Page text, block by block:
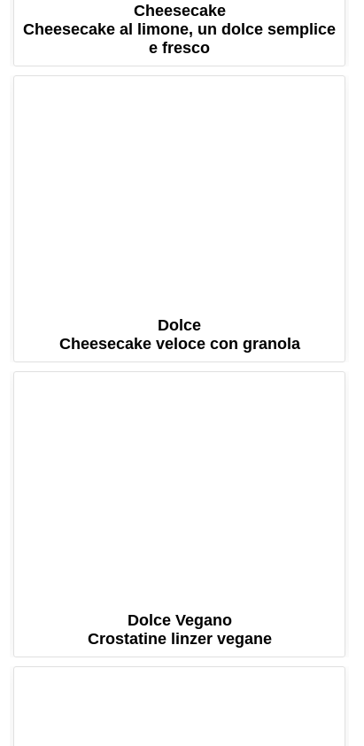
Cheesecake
Cheesecake al limone, un dolce semplice
e fresco
Dolce
Cheesecake veloce con granola
Dolce Vegano
Crostatine linzer vegane